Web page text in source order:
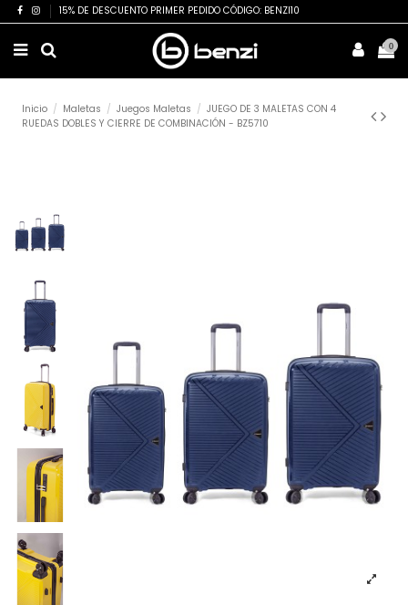
15% DE DESCUENTO PRIMER PEDIDO CÓDIGO: BENZI10
0
Inicio Maletas Juegos Maletas
JUEGO DE 3 MALETAS CON 4
RUEDAS DOBLES Y CIERRE DE COMBINACIÓN - BZ5710